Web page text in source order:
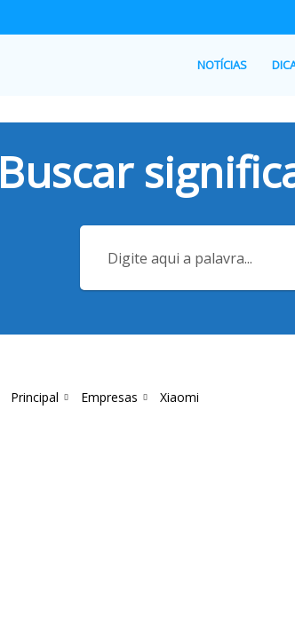
NOTÍCIAS
Buscar
Principal Empresas Xiaomi